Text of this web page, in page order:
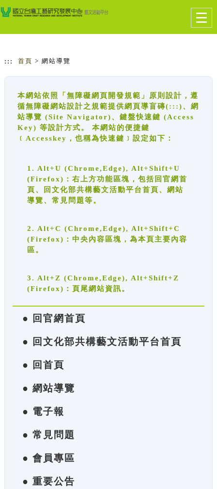
跳到主要內容
網站導覽
::: 首頁 > 網站導覽
本網站依照「無障礙網頁開發規範」原則設計，遵
循無障礙網站設計之規範提供網頁導盲磚(:::)、網
站導覽 (Site Navigator)、鍵盤快速鍵 (Access
Key) 等設計方式。 本網站的便捷鍵
﹝Accesskey，也稱為快速鍵﹞設定如下：
1. Alt+U (Chrome,Edge), Alt+Shift+U
(Firefox)：右上方功能區塊，包括回官網首
頁、回文化部共構藝文活動平台首頁、網站
導覽、常見問題等。
2. Alt+C (Chrome,Edge), Alt+Shift+C
(Firefox)：中央內容區塊，為本頁主要內容
區。
3. Alt+Z (Chrome,Edge), Alt+Shift+Z
(Firefox)：頁尾網站資訊。
● 回官網首頁
● 回文化部共構藝文活動平台首頁
● 回首頁
● 網站導覽
● 電子報
● 常見問題
● 會員專區
● 重要公告